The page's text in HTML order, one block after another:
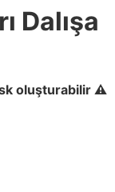
Dalışa
oluşturabilir ⚠️